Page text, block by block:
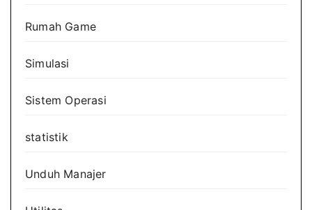
Rumah Game
Simulasi
Sistem Operasi
statistik
Unduh Manajer